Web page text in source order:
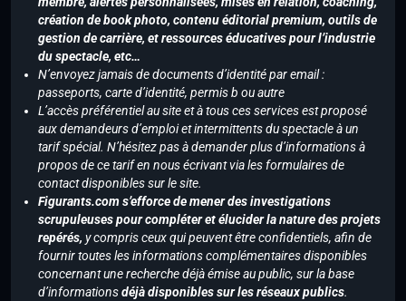
création de book photo, contenu éditorial premium, outils de
gestion de carrière, et ressources éducatives pour l’industrie
du spectacle, etc…
N’envoyez jamais de documents d’identité par email :
passeports, carte d’identité, permis b ou autre
L’accès préférentiel au site et à tous ces services est proposé
aux demandeurs d’emploi et intermittents du spectacle à un
tarif spécial. N’hésitez pas à demander plus d’informations à
propos de ce tarif en nous écrivant via les formulaires de
contact disponibles sur le site.
Figurants.com s’efforce de mener des investigations
scrupuleuses pour compléter et élucider la nature des projets
repérés, y compris ceux qui peuvent être confidentiels, afin de
fournir toutes les informations complémentaires disponibles
concernant une recherche déjà émise au public, sur la base
d’informationsdéjà disponibles sur les réseaux publics.